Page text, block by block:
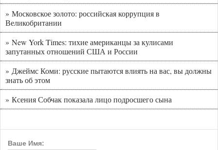
» Московское золото: российская коррупция в
Великобритании
» New York Times: тихие американцы за кулисами
запутанных отношений США и России
» Джеймс Коми: русские пытаются влиять на вас, вы должны
знать об этом
» Ксения Собчак показала лицо подросшего сына
Ваше Имя: